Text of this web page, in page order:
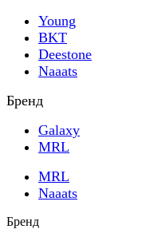
Young
BKT
Deestone
Naaats
Бренд
Galaxy
MRL
MRL
Naaats
Бренд